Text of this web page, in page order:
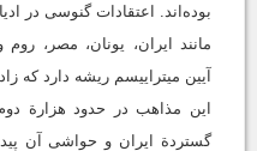
بوده‌اند. اعتقادات گنوسی در
مانند ایران، یونان، مصر،
آیین میترايیسم ریشه دارد که
این مذاهب در حدود هزارة
گستردة ایران و حواشی آن